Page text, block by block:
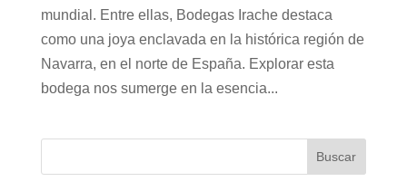
mundial. Entre ellas, Bodegas Irache destaca
como una joya enclavada en la histórica región de
Navarra, en el norte de España. Explorar esta
bodega nos sumerge en la esencia...
Buscar